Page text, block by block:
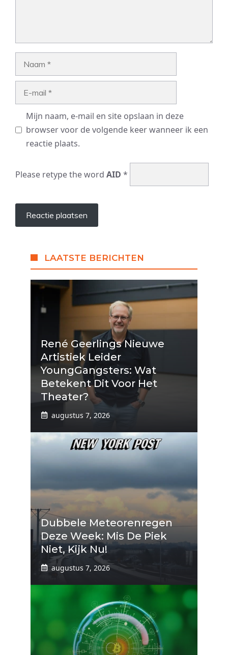
Mijn naam, e-mail en site opslaan in deze
browser voor de volgende keer wanneer ik een
reactie plaats.
Please retype the word AID *
LAATSTE BERICHTEN
René Geerlings Nieuwe
Artistiek Leider
YoungGangsters: Wat
Betekent Dit Voor Het
Theater?
augustus 7, 2026
Dubbele Meteorenregen
Deze Week: Mis De Piek
Niet, Kijk Nu!
augustus 7, 2026